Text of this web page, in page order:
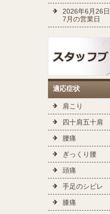
2026年6月26日
7月の営業日
適応症状
肩こり
四十肩五十肩
腰痛
ぎっくり腰
頭痛
手足のシビレ
膝痛